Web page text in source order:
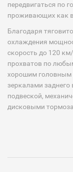
передвигаться по
проживающих как в
Благодаря
охлаждения
скорость до 120
прохватов по
хорошим головным
зеркалами
подвеской,
дисковыми